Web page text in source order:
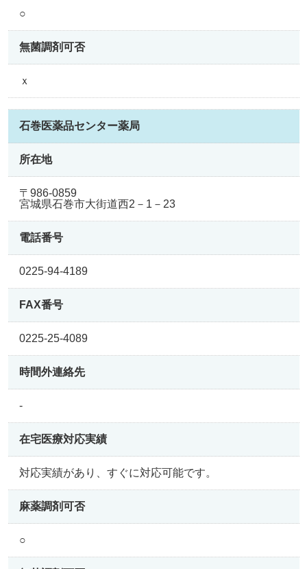
○
無菌調剤可否
ｘ
石巻医薬品センター薬局
所在地
〒986-0859
宮城県石巻市大街道西2－1－23
電話番号
0225-94-4189
FAX番号
0225-25-4089
時間外連絡先
-
在宅医療対応実績
対応実績があり、すぐに対応可能です。
麻薬調剤可否
○